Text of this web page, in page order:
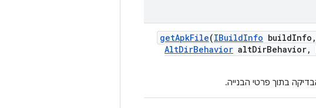
getApkFile(IBuildInfo buildInfo ,
AltDirBehavior altDirBehavior,